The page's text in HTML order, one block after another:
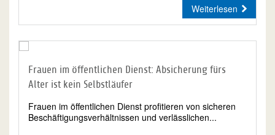
Weiterlesen
Frauen im öffentlichen Dienst: Absicherung fürs
Alter ist kein Selbstläufer
Frauen im öffentlichen Dienst profitieren von sicheren
Beschäftigungsverhältnissen und verlässlichen...